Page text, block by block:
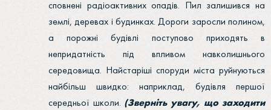
сповнені радіоактивних опадів. Пил залишився на
землі, деревах і будинках. Дороги заросли полином,
а порожні будівлі поступово приходять в
непридатність під впливом навколишнього
середовища. Найстаріші споруди міста руйнуються
найбільш швидко: наприклад, будівля першої
середньої школи. (Зверніть увагу, що заходити